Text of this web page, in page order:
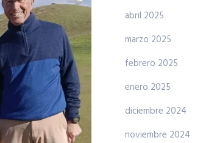
abril 2025
marzo 2025
febrero 2025
enero 2025
diciembre 2024
noviembre 2024